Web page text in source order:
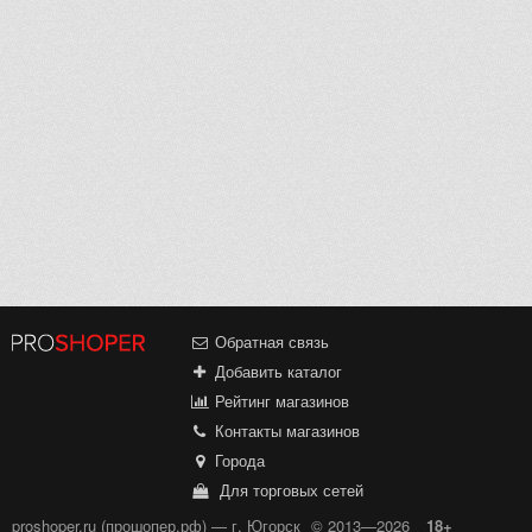
Обратная связь
Добавить каталог
Рейтинг магазинов
Контакты магазинов
Города
Для торговых сетей
proshoper.ru (прошопер.рф) — г. Югорск © 2013—2026 18+